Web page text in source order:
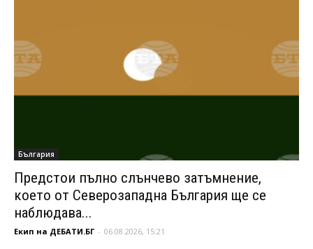
България
Предстои пълно слънчево затъмнение,
което от Северозападна България ще се
наблюдава...
Екип на ДЕБАТИ.БГ - 06.08.2026, 15:21